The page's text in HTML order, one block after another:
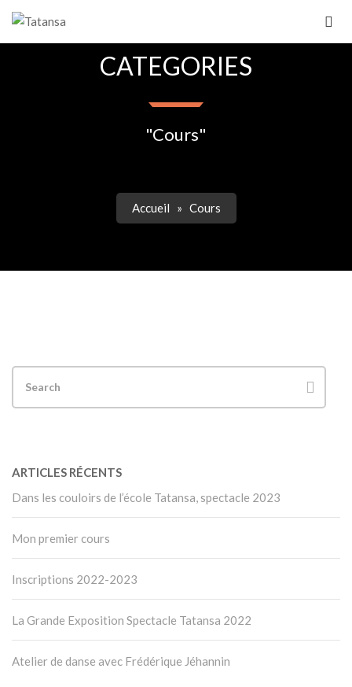
CATEGORIES
"Cours"
Accueil » Cours
ARTICLES RÉCENTS
Dans les couloirs de l’école Tatansa, spectacle 2023
Mon premier cours
Inscriptions 2022-2023
La Grande Exposition Spectacle Tatansa 2022
Atelier de danse avec Frédérique Jéhannin